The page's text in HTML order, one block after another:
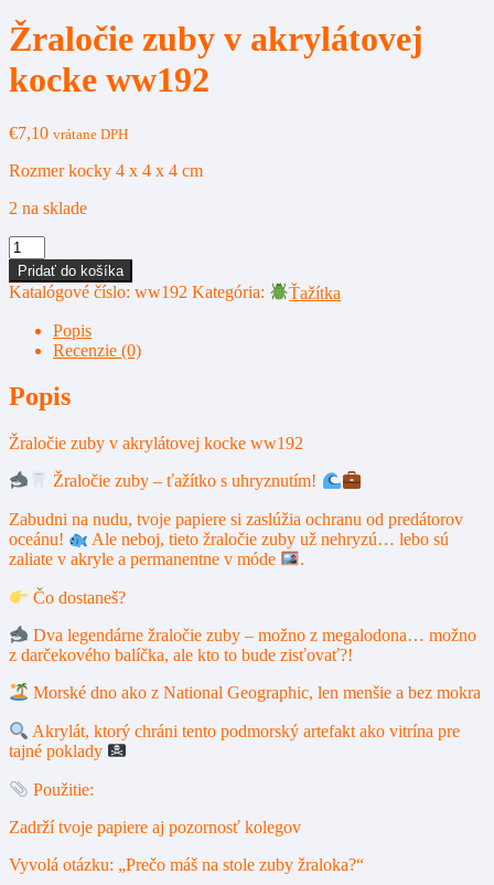
Žraločie zuby v akrylátovej
kocke ww192
€7,10 vrátane DPH
Rozmer kocky 4 x 4 x 4 cm
2 na sklade
množstvo
Žraločie
zuby
v
akrylátovej
ww192
Pridať do košíka
Katalógové číslo: ww192 Kategória:
Ťažítka
Popis
Recenzie (0)
Popis
Žraločie zuby v akrylátovej kocke ww192
Žraločie zuby – ťažítko s uhryznutím!
Zabudni na nudu, tvoje papiere si zaslúžia ochranu od predátorov
oceánu!
Ale neboj, tieto žraločie zuby už nehryzú… lebo sú
zaliate v akryle a permanentne v móde
.
Čo dostaneš?
Dva legendárne žraločie zuby – možno z megalodona… možno
z darčekového balíčka, ale kto to bude zisťovať?!
Morské dno ako z National Geographic, len menšie a bez mokra
Akrylát, ktorý chráni tento podmorský artefakt ako vitrína pre
tajné poklady
Použitie:
Zadrží tvoje papiere aj pozornosť kolegov
Vyvolá otázku: „Prečo máš na stole zuby žraloka?“